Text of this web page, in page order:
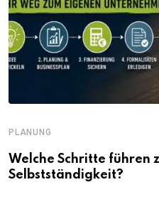
PLANUNG
Welche Schritte führen
Selbstständigkeit?